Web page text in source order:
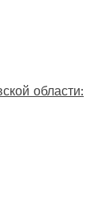
области: